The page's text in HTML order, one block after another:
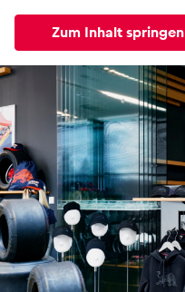
Zum Inhalt springen
Alle News Events
News